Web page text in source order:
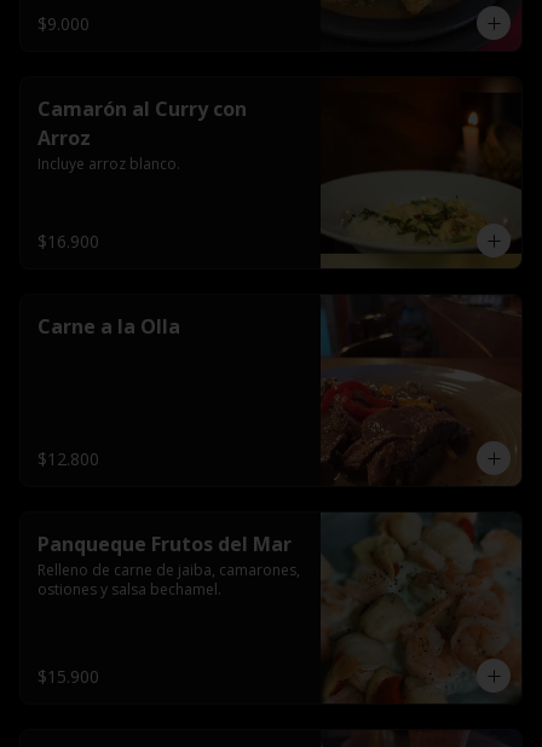
$9.000
Camarón al Curry con
Arroz
Incluye arroz blanco.
$16.900
Carne a la Olla
$12.800
Panqueque Frutos del Mar
Relleno de carne de jaiba, camarones,
ostiones y salsa bechamel.
$15.900